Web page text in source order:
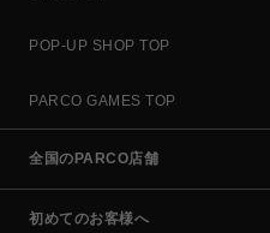
POP-UP SHOP TOP
PARCO GAMES TOP
全国のPARCO店舗
初めてのお客様へ